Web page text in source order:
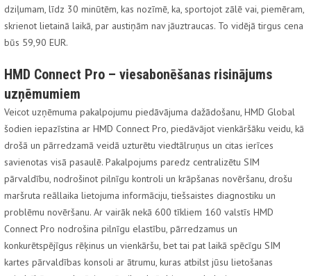
dziļumam, līdz 30 minūtēm, kas nozīmē, ka, sportojot zālē vai, piemēram,
skrienot lietainā laikā, par austiņām nav jāuztraucas. To vidējā tirgus cena
būs 59,90 EUR.
HMD Connect Pro – viesabonēšanas risinājums
uzņēmumiem
Veicot uzņēmuma pakalpojumu piedāvājuma dažādošanu, HMD Global
šodien iepazīstina ar HMD Connect Pro, piedāvājot vienkāršāku veidu, kā
drošā un pārredzamā veidā uzturētu viedtālruņus un citas ierīces
savienotas visā pasaulē. Pakalpojums paredz centralizētu SIM
pārvaldību, nodrošinot pilnīgu kontroli un krāpšanas novēršanu, drošu
maršruta reāllaika lietojuma informāciju, tiešsaistes diagnostiku un
problēmu novēršanu. Ar vairāk nekā 600 tīkliem 160 valstīs HMD
Connect Pro nodrošina pilnīgu elastību, pārredzamus un
konkurētspējīgus rēķinus un vienkāršu, bet tai pat laikā spēcīgu SIM
kartes pārvaldības konsoli ar ātrumu, kuras atbilst jūsu lietošanas